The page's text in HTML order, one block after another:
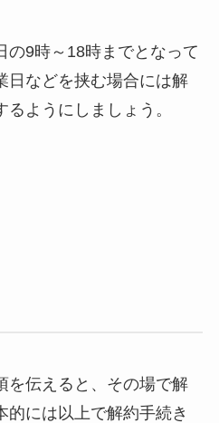
の9時～18時までとなって
日などを挟む場合には解
ようにしましょう。
を伝えると、その場で解
的には以上で解約手続き